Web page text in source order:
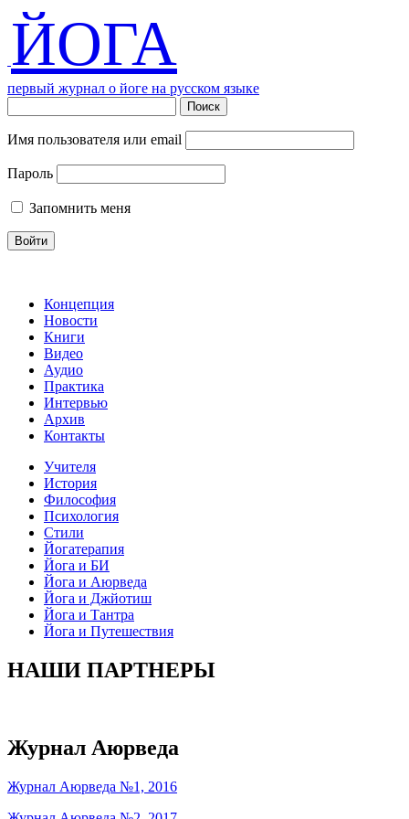
ЙОГА
первый журнал о йоге на русском языке
Имя пользователя или email
Пароль
Запомнить меня
Концепция
Новости
Книги
Видео
Аудио
Практика
Интервью
Архив
Контакты
Учителя
История
Философия
Психология
Стили
Йогатерапия
Йога и БИ
Йога и Аюрведа
Йога и Джйотиш
Йога и Тантра
Йога и Путешествия
НАШИ ПАРТНЕРЫ
Журнал Аюрведа
Журнал Аюрведа №1, 2016